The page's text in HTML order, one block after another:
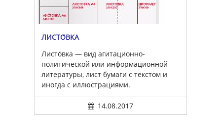
ЛИСТО́ВКА
Листо́вка — вид агитационно-
политической или информационной
литературы, лист бумаги с текстом и
иногда с иллюстрациями.
14.08.2017